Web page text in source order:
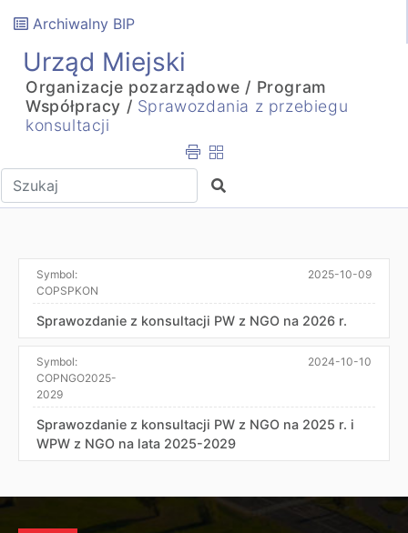
Archiwalny BIP
Urząd Miejski
Organizacje pozarządowe / Program
Współpracy / Sprawozdania z przebiegu
konsultacji
Wpisz tekst do wyszukania Szukaj
Symbol:
COPSPKON
2025-10-09
Sprawozdanie z konsultacji PW z NGO na 2026 r.
Symbol:
COPNGO2025-
2029
2024-10-10
Sprawozdanie z konsultacji PW z NGO na 2025 r. i
WPW z NGO na lata 2025-2029